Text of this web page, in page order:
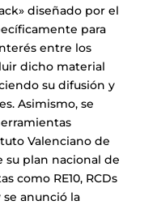
diseñado por el
para
entre los
dicho material
su difusión y
Asimismo, se
Valenciano de
su plan nacional de
como RE10, RCDs
anunció la